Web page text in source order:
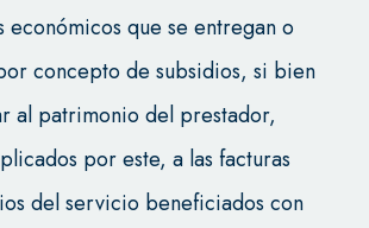
económicos que se entregan o
concepto de subsidios, si bien
al patrimonio del prestador,
por este, a las facturas
del servicio beneficiados con